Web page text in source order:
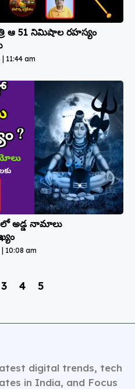
ఆ 51 నిమిషాల రహస్యం
11:44 am
అడ్డ నామాలు
10:08 am
3 4 5
digital trends, tech
in India, and Focus